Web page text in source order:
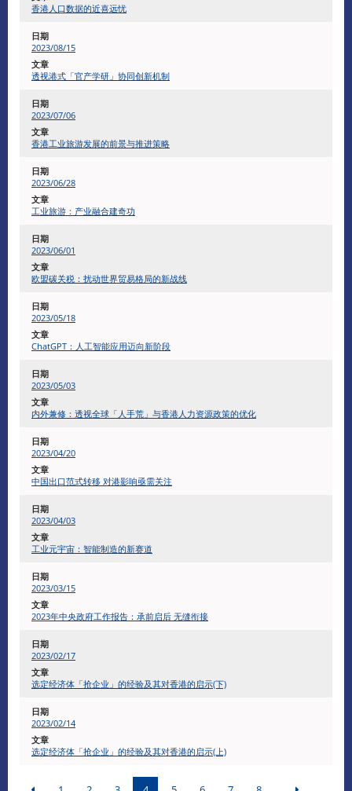
香港人口数据的近喜远忧
2023/08/15
透视港式「官产学研」协同创新机制
2023/07/06
香港工业旅游发展的前景与推进策略
2023/06/28
工业旅游：产业融合建奇功
2023/06/01
欧盟碳关税：扰动世界贸易格局的新战线
2023/05/18
ChatGPT：人工智能应用迈向新阶段
2023/05/03
内外兼修：透视全球「人手荒」与香港人力资源政策的优化
2023/04/20
中国出口范式转移 对港影响亟需关注
2023/04/03
工业元宇宙：智能制造的新赛道
2023/03/15
2023年中央政府工作报告：承前启后 无缝衔接
2023/02/17
选定经济体「抢企业」的经验及其对香港的启示(下)
2023/02/14
选定经济体「抢企业」的经验及其对香港的启示(上)